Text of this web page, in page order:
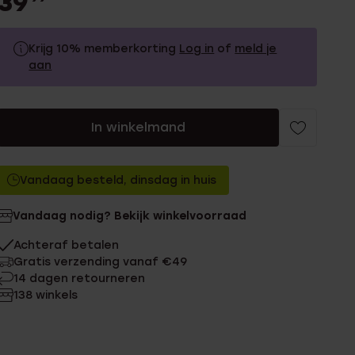
Krijg 10% memberkorting Log in of meld je
aan
39.99
Met memberkorting 35.99
In winkelmand
Vandaag besteld, dinsdag in huis
Vandaag nodig? Bekijk winkelvoorraad
Achteraf betalen
Gratis verzending vanaf €49
14 dagen retourneren
138 winkels